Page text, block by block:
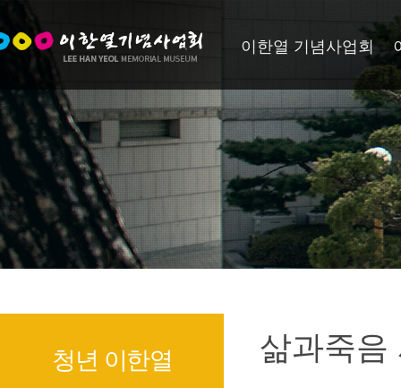
이한열 기념사업회
청년 이한열 삶과죽음